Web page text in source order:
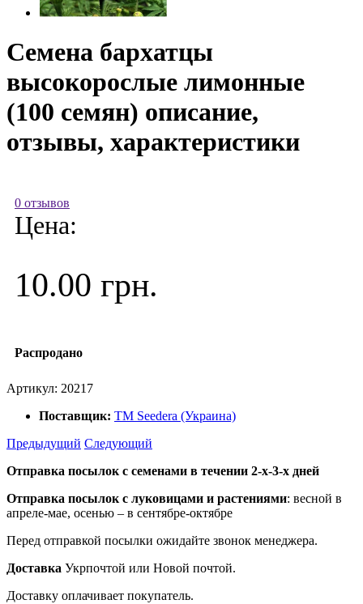
Семена бархатцы
высокорослые лимонные
(100 семян) описание,
отзывы, характеристики
0 отзывов
Цена:
10.00 грн.
Распродано
Артикул: 20217
Поставщик: ТМ Seedera (Украина)
Предыдущий Следующий
Отправка посылок с семенами в течении 2-х-3-х дней
Отправка посылок с луковицами и растениями: весной в
апреле-мае, осенью – в сентябре-октябре
Перед отправкой посылки ожидайте звонок менеджера.
Доставка Укрпочтой или Новой почтой.
Доставку оплачивает покупатель.